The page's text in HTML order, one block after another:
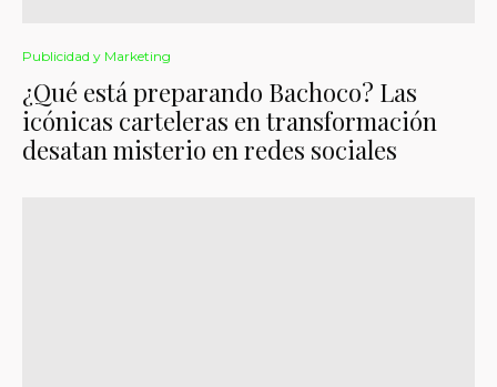
Publicidad y Marketing
¿Qué está preparando Bachoco? Las
icónicas carteleras en transformación
desatan misterio en redes sociales